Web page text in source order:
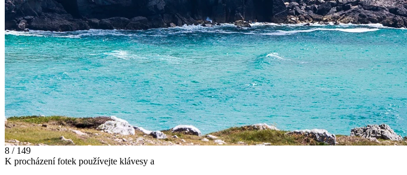
8 / 149
K procházení fotek používejte klávesy a